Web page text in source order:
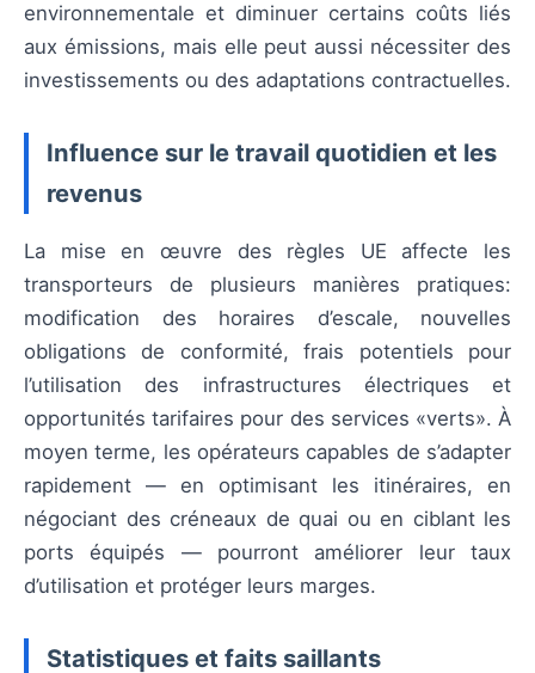
environnementale et diminuer certains coûts liés
aux émissions, mais elle peut aussi nécessiter des
investissements ou des adaptations contractuelles.
Influence sur le travail quotidien et les
revenus
La mise en œuvre des règles UE affecte les
transporteurs de plusieurs manières pratiques:
modification des horaires d’escale, nouvelles
obligations de conformité, frais potentiels pour
l’utilisation des infrastructures électriques et
opportunités tarifaires pour des services «verts». À
moyen terme, les opérateurs capables de s’adapter
rapidement — en optimisant les itinéraires, en
négociant des créneaux de quai ou en ciblant les
ports équipés — pourront améliorer leur taux
d’utilisation et protéger leurs marges.
Statistiques et faits saillants